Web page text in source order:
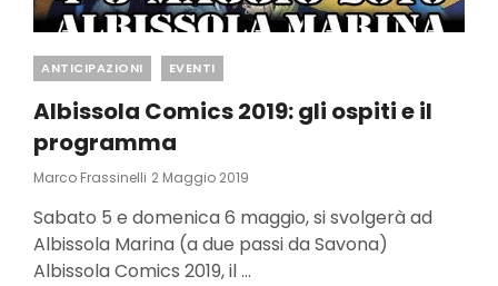
Categories
ANTICIPAZIONI EVENTI
Albissola Comics 2019: gli ospiti e il
programma
Marco Frassinelli Posted
2 Maggio 2019
Sabato 5 e domenica 6 maggio, si svolgerà ad
Albissola Marina (a due passi da Savona)
Albissola Comics 2019, il …